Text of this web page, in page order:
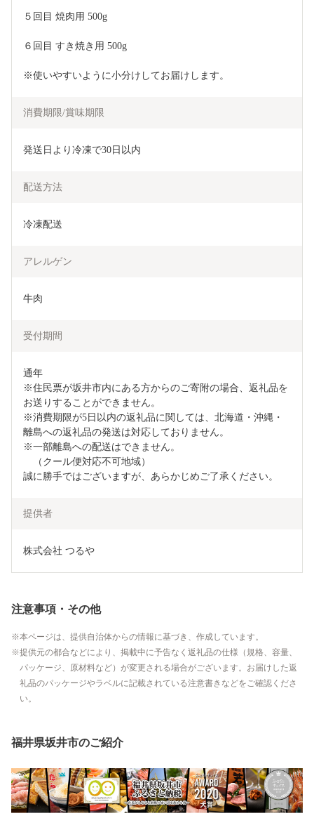
５回目 焼肉用 500g
６回目 すき焼き用 500g
※使いやすいように小分けしてお届けします。
消費期限/賞味期限
発送日より冷凍で30日以内
配送方法
冷凍配送
アレルゲン
牛肉
受付期間
通年
※住民票が坂井市内にある方からのご寄附の場合、返礼品を
お送りすることができません。
※消費期限が5日以内の返礼品に関しては、北海道・沖縄・
離島への返礼品の発送は対応しておりません。
※一部離島への配送はできません。
（クール便対応不可地域）
誠に勝手ではございますが、あらかじめご了承ください。
提供者
株式会社 つるや
注意事項・その他
本ページは、提供自治体からの情報に基づき、作成しています。
提供元の都合などにより、掲載中に予告なく返礼品の仕様（規格、容量、
パッケージ、原材料など）が変更される場合がございます。お届けした返
礼品のパッケージやラベルに記載されている注意書きなどをご確認くださ
い。
福井県坂井市のご紹介